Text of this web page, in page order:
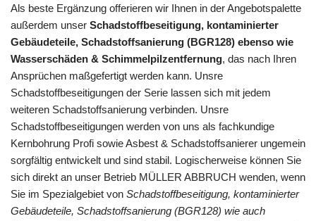
Als beste Ergänzung offerieren wir Ihnen in der Angebotspalette
außerdem unser Schadstoffbeseitigung, kontaminierter
Gebäudeteile, Schadstoffsanierung (BGR128) ebenso wie
Wasserschäden & Schimmelpilzentfernung, das nach Ihren
Ansprüchen maßgefertigt werden kann. Unsre
Schadstoffbeseitigungen der Serie lassen sich mit jedem
weiteren Schadstoffsanierung verbinden. Unsre
Schadstoffbeseitigungen werden von uns als fachkundige
Kernbohrung Profi sowie Asbest & Schadstoffsanierer ungemein
sorgfältig entwickelt und sind stabil. Logischerweise können Sie
sich direkt an unser Betrieb MÜLLER ABBRUCH wenden, wenn
Sie im Spezialgebiet von Schadstoffbeseitigung, kontaminierter
Gebäudeteile, Schadstoffsanierung (BGR128) wie auch